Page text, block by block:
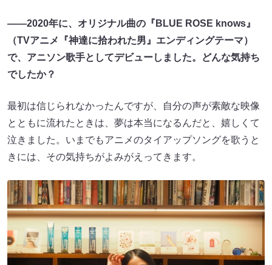
――2020年に、オリジナル曲の『BLUE ROSE knows』
（TVアニメ『神達に拾われた男』エンディングテーマ）
で、アニソン歌手としてデビューしました。どんな気持ち
でしたか？
最初は信じられなかったんですが、自分の声が素敵な映像
とともに流れたときは、夢は本当になるんだと、嬉しくて
泣きました。いまでもアニメのタイアップソングを歌うと
きには、その気持ちがよみがえってきます。